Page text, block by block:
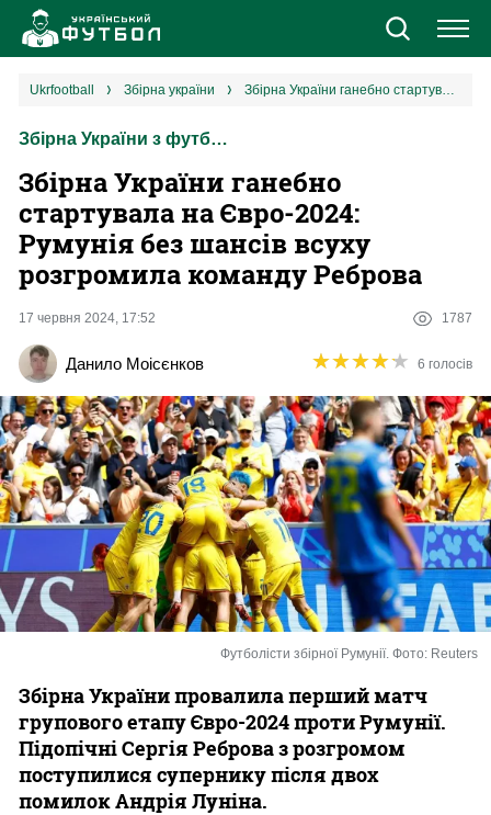
Новини
Збірна
Єврокубки
УПЛ
Різне
Букмекери
Казино
ukrfootball збірна україни Збірна України ганебно стартувала на Євро-2024: Румунія без шансів всуху розгромила команду Реброва
Збірна України з футболу
Збірна України ганебно
стартувала на Євро-2024:
Румунія без шансів всуху
розгромила команду Реброва
17 червня 2024, 17:52 1787
Данило Моісєнков ★★★★★
★★★★★ 6 голосів
Футболісти збірної Румунії. Фото: Reuters
Збірна України провалила перший матч
групового етапу Євро-2024 проти Румунії.
Підопічні Сергія Реброва з розгромом
поступилися супернику після двох
помилок Андрія Луніна.